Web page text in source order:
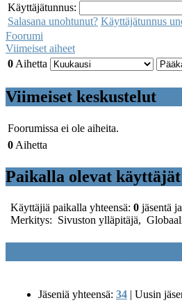
Käyttäjätunnus:
Salasana unohtunut? Käyttäjätunnus
Foorumi
Viimeiset aiheet
0 Aihetta
Viimeiset keskustelut
Foorumissa ei ole aiheita.
0 Aihetta
Paikalla olevat käyttäjät
Käyttäjiä paikalla yhteensä: 0 jäsentä ja
Merkitys: Sivuston ylläpitäjä,
Jäseniä yhteensä: 34 | Uusin